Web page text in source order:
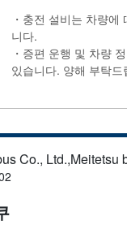
・충전 설비는 차량
니다.
・증편 운행 및 차량
있습니다. 양해 부탁드
Co., Ltd.,Meitetsu